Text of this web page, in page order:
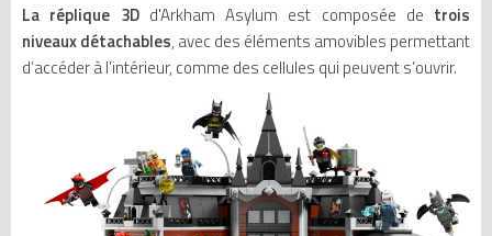
La réplique 3D d'Arkham Asylum est composée de trois
niveaux détachables, avec des éléments amovibles permettant
d’accéder à l’intérieur, comme des cellules qui peuvent s’ouvrir.